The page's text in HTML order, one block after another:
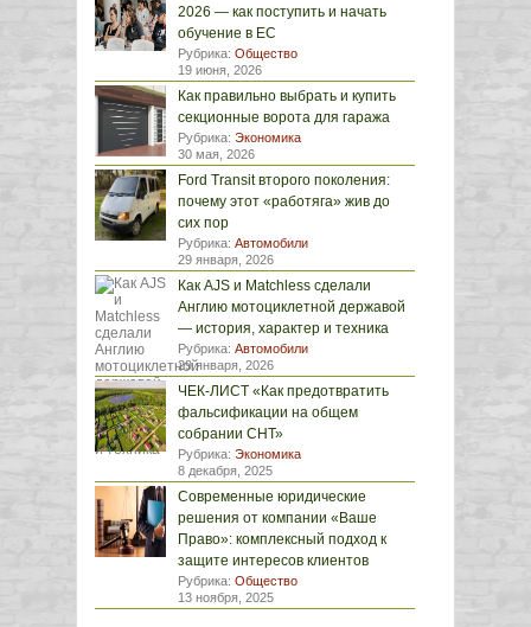
2026 — как поступить и начать
обучение в ЕС
Рубрика: Общество
19 июня, 2026
Как правильно выбрать и купить
секционные ворота для гаража
Рубрика: Экономика
30 мая, 2026
Ford Transit второго поколения:
почему этот «работяга» жив до
сих пор
Рубрика: Автомобили
29 января, 2026
Как AJS и Matchless сделали
Англию мотоциклетной державой
— история, характер и техника
Рубрика: Автомобили
29 января, 2026
ЧЕК-ЛИСТ «Как предотвратить
фальсификации на общем
собрании СНТ»
Рубрика: Экономика
8 декабря, 2025
Современные юридические
решения от компании «Ваше
Право»: комплексный подход к
защите интересов клиентов
Рубрика: Общество
13 ноября, 2025